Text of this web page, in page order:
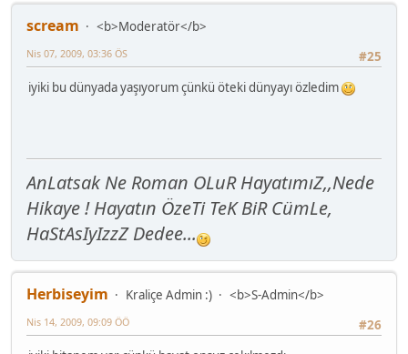
scream
<b>Moderatör</b>
#25
Nis 07, 2009, 03:36 ÖS
iyiki bu dünyada yaşıyorum çünkü öteki dünyayı özledim
AnLatsak Ne Roman OLuR HayatımıZ,,Nede
Hikaye ! Hayatın ÖzeTi TeK BiR CümLe,
HaStAsIyIzzZ Dedee...
Herbiseyim Kraliçe Admin :)
<b>S-Admin</b>
#26
Nis 14, 2009, 09:09 ÖÖ